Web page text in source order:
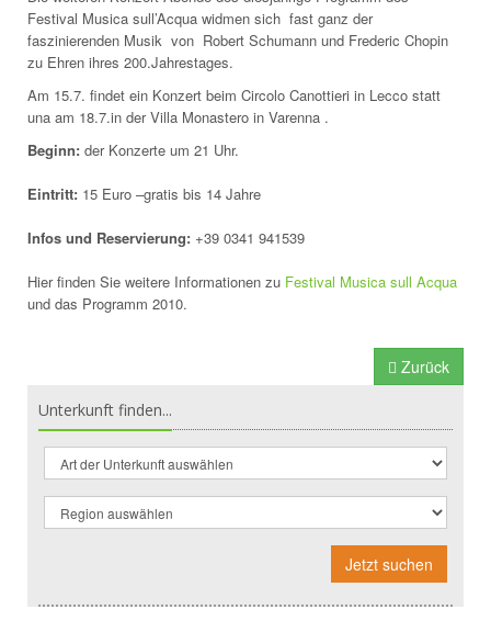
Festival Musica sull’Acqua widmen sich fast ganz der
faszinierenden Musik von Robert Schumann und Frederic Chopin
zu Ehren ihres 200.Jahrestages.
Am 15.7. findet ein Konzert beim Circolo Canottieri in Lecco statt
una am 18.7.in der Villa Monastero in Varenna .
Beginn: der Konzerte um 21 Uhr.
Eintritt: 15 Euro –gratis bis 14 Jahre
Infos und Reservierung: +39 0341 941539
Hier finden Sie weitere Informationen zu Festival Musica sull Acqua
und das Programm 2010.
Zurück
Unterkunft finden...
Jetzt suchen